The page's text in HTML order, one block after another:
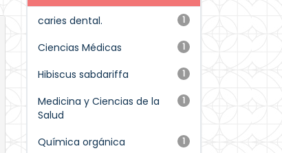
1
caries dental.
1
Ciencias Médicas
1
Hibiscus sabdariffa
1
Medicina y Ciencias de la
Salud
1
Química orgánica